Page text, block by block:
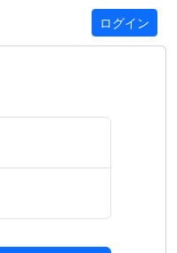
ログイン